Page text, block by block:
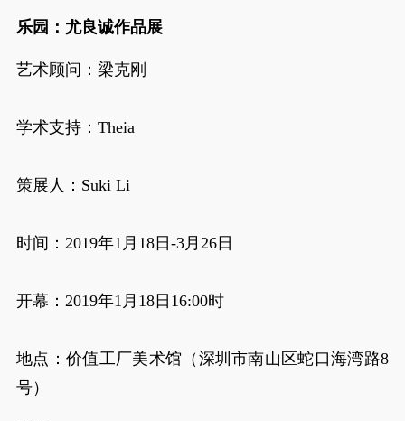
乐园：尤良诚作品展
艺术顾问：梁克刚
学术支持：Theia
策展人：Suki Li
时间：2019年1月18日-3月26日
开幕：2019年1月18日16:00时
地点：价值工厂美术馆（深圳市南山区蛇口海湾路8
号）